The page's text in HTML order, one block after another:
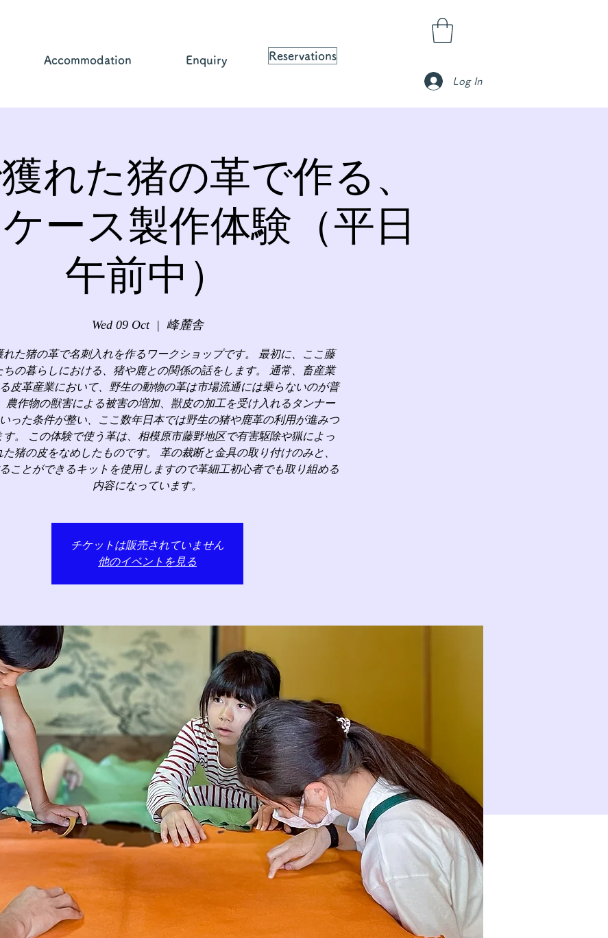
Accommodation Enquiry Reservations
Log In
れた猪の革で作る、
ース製作体験（平日
午前中）
Wed 09 Oct
  |
峰麓舎
れた猪の革で名刺入れを作るワークショップです。 最初に、ここ藤
ちの暮らしにおける、猪や鹿との関係の話をします。 通常、畜産業
皮革産業において、野生の動物の革は市場流通には乗らないのが普
農作物の獣害による被害の増加、獣皮の加工を受け入れるタンナー
った条件が整い、ここ数年日本では野生の猪や鹿革の利用が進みつ
す。 この体験で使う革は、相模原市藤野地区で有害駆除や猟によっ
た猪の皮をなめしたものです。 革の裁断と金具の取り付けのみと、
ことができるキットを使用しますので革細工初心者でも取り組める
内容になっています。
チケットは販売されていません
他のイベントを見る